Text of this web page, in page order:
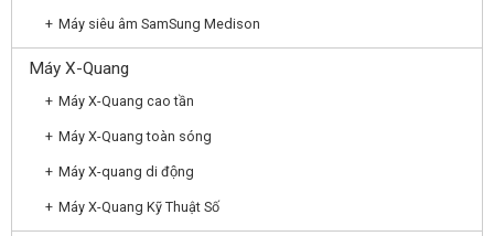
Máy siêu âm SamSung Medison
Máy X-Quang
Máy X-Quang cao tần
Máy X-Quang toàn sóng
Máy X-quang di động
Máy X-Quang Kỹ Thuật Số